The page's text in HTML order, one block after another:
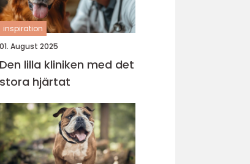
inspiration
01. August 2025
Den lilla kliniken med det
stora hjärtat